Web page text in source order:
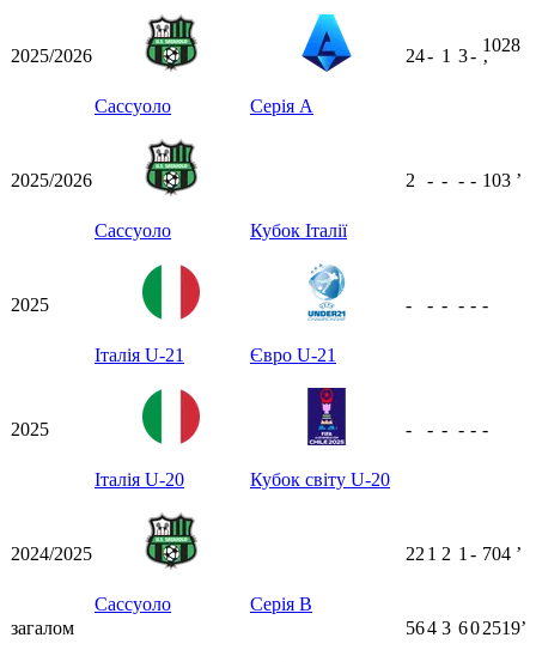
2025/2026
Сассуоло Серія А
24- 1 3-
1028
ʼ
2025/2026
Сассуоло Кубок Італії
2 - - - - 103 ʼ
2025
Італія U-21 Євро U-21
- - - - - -
2025
Італія U-20 Кубок світу U-20
- - - - - -
2024/2025
Сассуоло Серія B
22 1 2 1 - 704 ʼ
загалом 564 3 602519ʼ